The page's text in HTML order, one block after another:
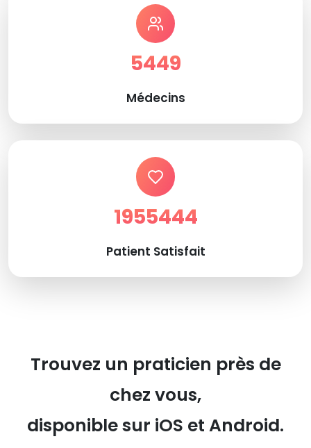
5449
Médecins
1955444
Patient Satisfait
Trouvez un praticien près de
chez vous,
disponible sur iOS et Android.